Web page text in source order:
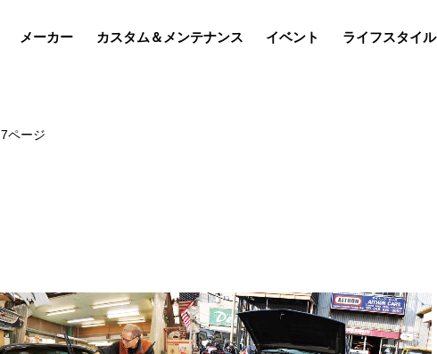
メーカー カスタム＆メンテナンス イベント ライフスタイル
7ページ